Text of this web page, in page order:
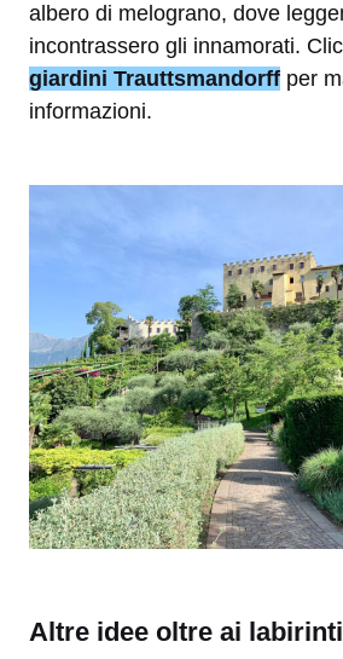
albero di melograno, dove
incontrassero gli innamorati.
giardini Trauttsmandorff per
informazioni.
Altre idee oltre ai labirinti